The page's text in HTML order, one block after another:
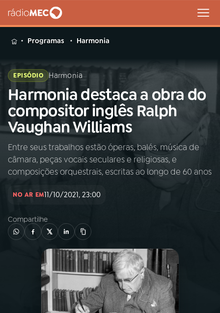
MENU
Buscar
na
Rádio
MEC
Buscar
Início AO VIVO
INÍCIO
PROGRAMAS
PODCASTS
Programas Harmonia
EPISÓDIO Harmonia
Harmonia destaca a obra do
compositor inglês Ralph
Vaughan Williams
Entre seus trabalhos estão óperas, balés, música de
câmara, peças vocais seculares e religiosas, e
composições orquestrais, escritas ao longo de 60 anos
NO AR EM11/10/2021, 23:00
Compartilhe